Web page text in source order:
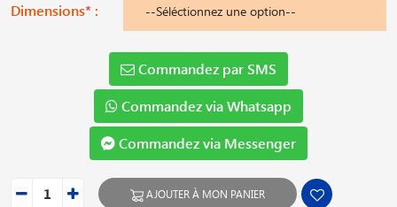
Dimensions* :
Commandez par SMS
Commandez via Whatsapp
Commandez via Messenger
AJOUTER À MON PANIER